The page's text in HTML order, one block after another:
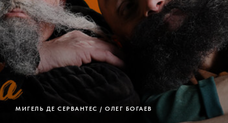
МИГЕЛЬ ДЕ СЕРВАНТЕС / ОЛЕГ БОГАЕВ